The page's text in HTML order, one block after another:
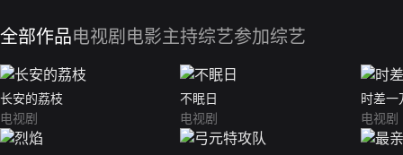
并获得“安徽卫视国剧盛典”年度网络最受欢
学》。2014年，担任腾讯视频明星旅行真人
全部作品电视剧 电影主持综艺参加综艺
长安的荔枝
电视剧
不眠日
电视剧
时差一
电视剧